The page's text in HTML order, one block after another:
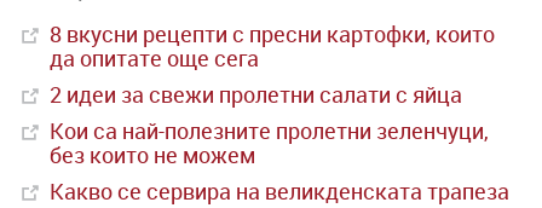
8 вкусни рецепти с пресни картофки, които
да опитате още сега
2 идеи за свежи пролетни салати с яйца
Кои са най-полезните пролетни зеленчуци,
без които не можем
Какво се сервира на великденската трапеза